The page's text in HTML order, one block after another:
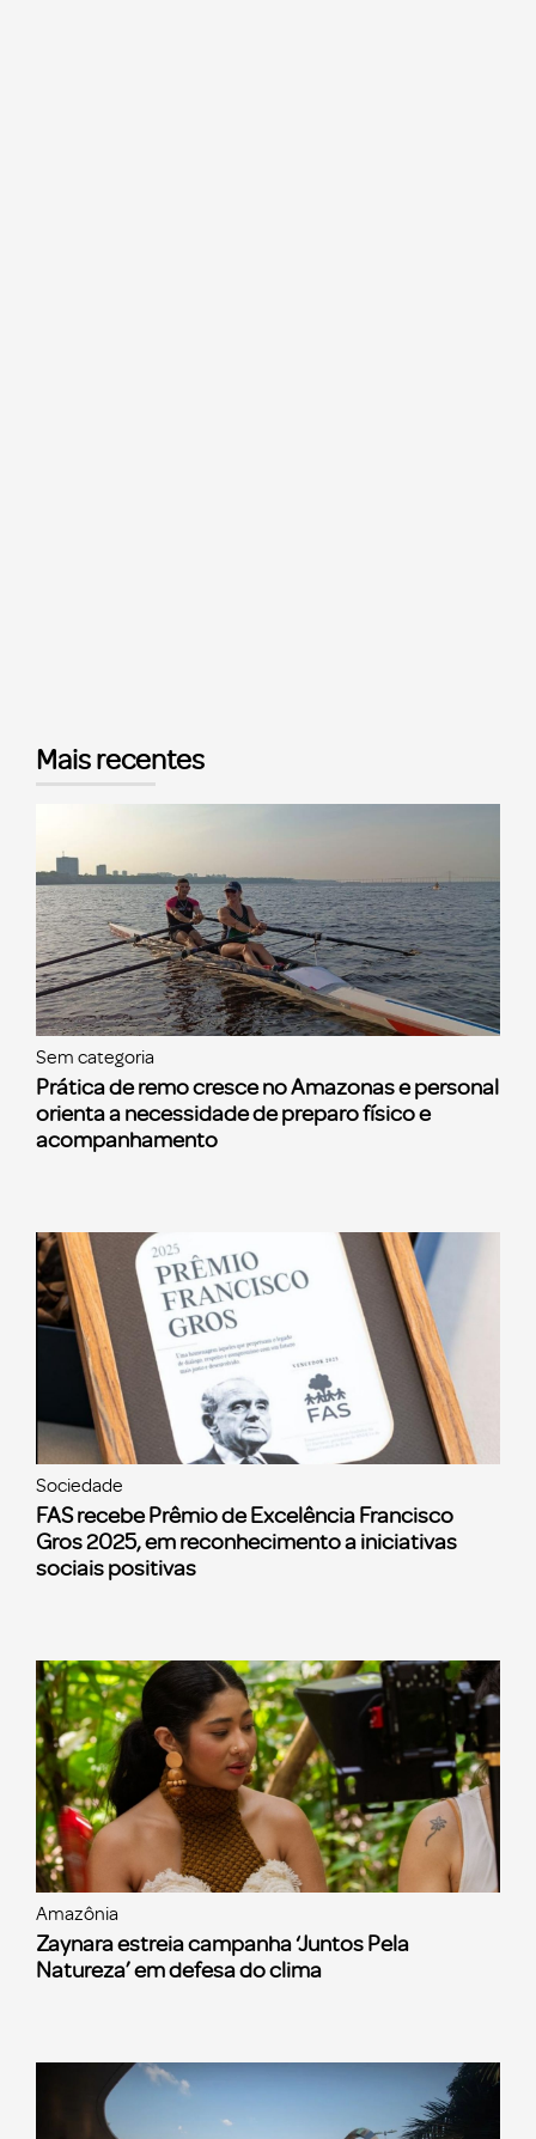
Mais recentes
Sem categoria
Prática de remo cresce no Amazonas e personal
orienta a necessidade de preparo físico e
acompanhamento
Sociedade
FAS recebe Prêmio de Excelência Francisco
Gros 2025, em reconhecimento a iniciativas
sociais positivas
Amazônia
Zaynara estreia campanha ‘Juntos Pela
Natureza’ em defesa do clima